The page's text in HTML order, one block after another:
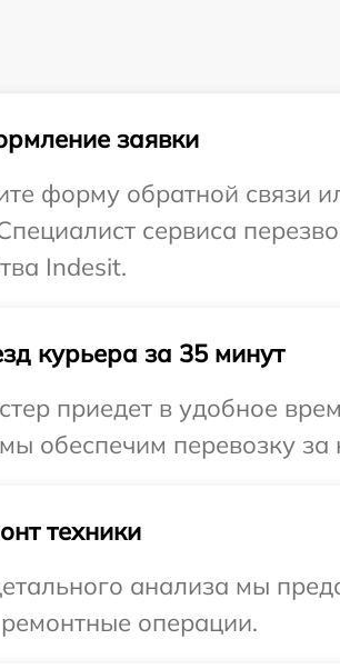
заявки
форму обратной связи
сервиса
Indesit.
курьера за 35 минут
приедет в удобное
обеспечим перевозку
техники
анализа мы
операции.